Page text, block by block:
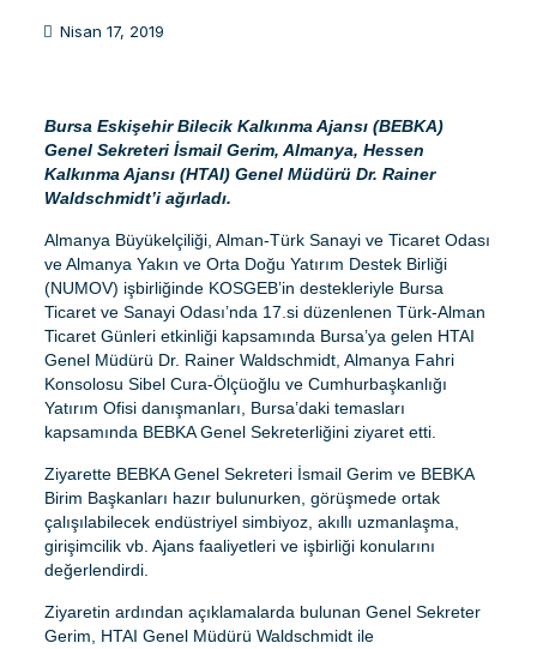
Nisan 17, 2019
Bursa Eskişehir Bilecik Kalkınma Ajansı (BEBKA)
Genel Sekreteri İsmail Gerim, Almanya, Hessen
Kalkınma Ajansı (HTAI) Genel Müdürü Dr. Rainer
Waldschmidt’i ağırladı.
Almanya Büyükelçiliği, Alman-Türk Sanayi ve Ticaret Odası
ve Almanya Yakın ve Orta Doğu Yatırım Destek Birliği
(NUMOV) işbirliğinde KOSGEB’in destekleriyle Bursa
Ticaret ve Sanayi Odası’nda 17.si düzenlenen Türk-Alman
Ticaret Günleri etkinliği kapsamında Bursa’ya gelen HTAI
Genel Müdürü Dr. Rainer Waldschmidt, Almanya Fahri
Konsolosu Sibel Cura-Ölçüoğlu ve Cumhurbaşkanlığı
Yatırım Ofisi danışmanları, Bursa’daki temasları
kapsamında BEBKA Genel Sekreterliğini ziyaret etti.
Ziyarette BEBKA Genel Sekreteri İsmail Gerim ve BEBKA
Birim Başkanları hazır bulunurken, görüşmede ortak
çalışılabilecek endüstriyel simbiyoz, akıllı uzmanlaşma,
girişimcilik vb. Ajans faaliyetleri ve işbirliği konularını
değerlendirdi.
Ziyaretin ardından açıklamalarda bulunan Genel Sekreter
Gerim, HTAI Genel Müdürü Waldschmidt ile